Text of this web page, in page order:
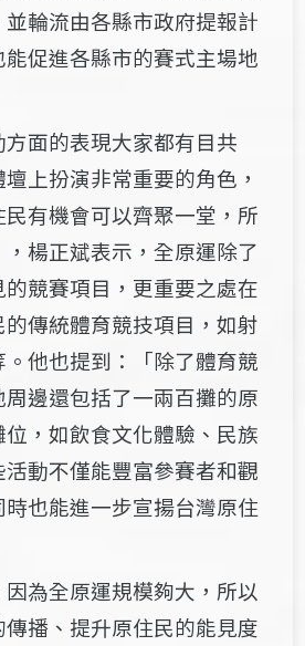
輪流由各縣市政府提報計
促進各縣市的賽式主場地
方面的表現大家都有目共
上扮演非常重要的角色，
有機會可以齊聚一堂，所
楊正斌表示，全原運除了
競賽項目，更重要之處在
傳統體育競技項目，如射
他也提到：「除了體育競
邊還包括了一兩百攤的原
，如飲食文化體驗、民族
動不僅能豐富參賽者和觀
也能進一步宣揚台灣原住
為全原運規模夠大，所以
播、提升原住民的能見度